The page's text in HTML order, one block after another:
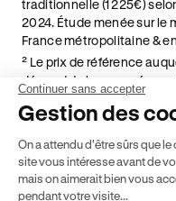
traditionnelle (1 225€)
2024. Étude menée sur le
France métropolitaine &
² Le prix de référence
dépend de la zone
effectuer vos heures de
de nos Conditions
⁵ Montant du financement
par chaque bénéficiaire.
disposant de 500 € de
solde disponible sur le
Continuer sans accepter
Gestion des
On a attendu d'être sûrs que le
site vous intéresse avant de
mais on aimerait bien vous
pendant votre visite...